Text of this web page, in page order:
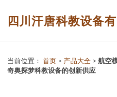
四川汗唐科教设备
当前位置： 首页 > 产品大全 > 航空
奇奥探梦科教设备的创新供应